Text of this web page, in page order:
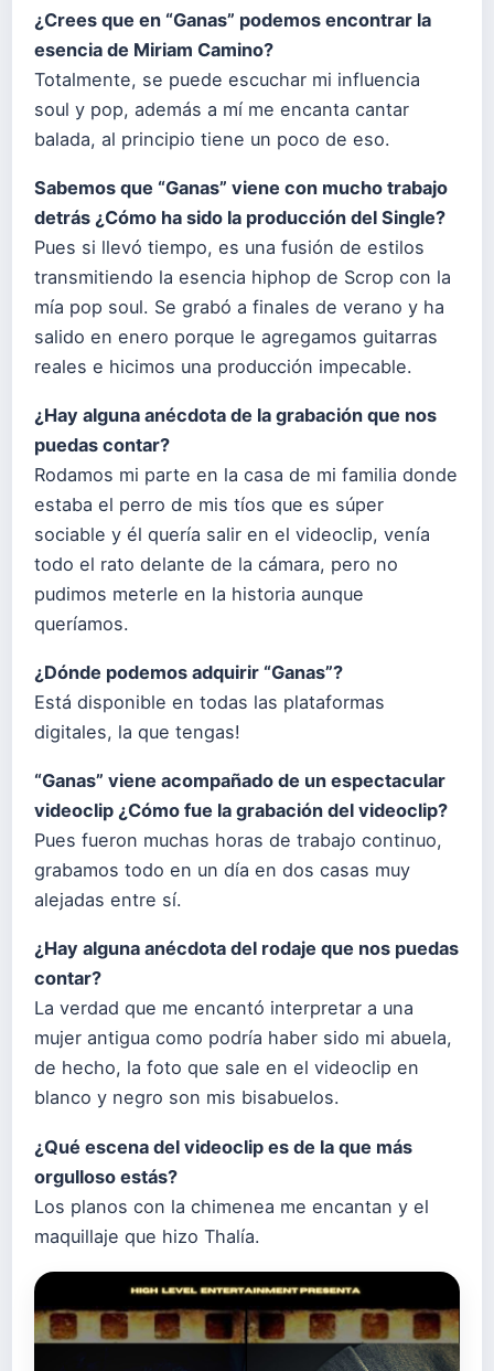
¿Crees que en “Ganas” podemos encontrar la
esencia de Miriam Camino?
Totalmente, se puede escuchar mi influencia
soul y pop, además a mí me encanta cantar
balada, al principio tiene un poco de eso.
Sabemos que “Ganas” viene con mucho trabajo
detrás ¿Cómo ha sido la producción del Single?
Pues si llevó tiempo, es una fusión de estilos
transmitiendo la esencia hiphop de Scrop con la
mía pop soul. Se grabó a finales de verano y ha
salido en enero porque le agregamos guitarras
reales e hicimos una producción impecable.
¿Hay alguna anécdota de la grabación que nos
puedas contar?
Rodamos mi parte en la casa de mi familia donde
estaba el perro de mis tíos que es súper
sociable y él quería salir en el videoclip, venía
todo el rato delante de la cámara, pero no
pudimos meterle en la historia aunque
queríamos.
¿Dónde podemos adquirir “Ganas”?
Está disponible en todas las plataformas
digitales, la que tengas!
“Ganas” viene acompañado de un espectacular
videoclip ¿Cómo fue la grabación del videoclip?
Pues fueron muchas horas de trabajo continuo,
grabamos todo en un día en dos casas muy
alejadas entre sí.
¿Hay alguna anécdota del rodaje que nos puedas
contar?
La verdad que me encantó interpretar a una
mujer antigua como podría haber sido mi abuela,
de hecho, la foto que sale en el videoclip en
blanco y negro son mis bisabuelos.
¿Qué escena del videoclip es de la que más
orgulloso estás?
Los planos con la chimenea me encantan y el
maquillaje que hizo Thalía.